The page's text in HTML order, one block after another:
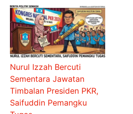
Nurul Izzah Bercuti
Sementara Jawatan
Timbalan Presiden PKR,
Saifuddin Pemangku